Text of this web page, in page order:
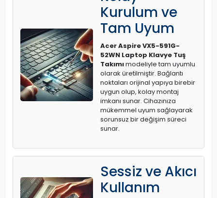
Kurulum ve
Tam Uyum
Acer Aspire VX5-591G-
52WN Laptop Klavye Tuş
Takımımodeliyle tam uyumlu
olarak üretilmiştir. Bağlantı
noktaları orijinal yapıya birebir
uygun olup, kolay montaj
imkanı sunar. Cihazınıza
mükemmel uyum sağlayarak
sorunsuz bir değişim süreci
sunar.
Sessiz ve Akıcı
Kullanım